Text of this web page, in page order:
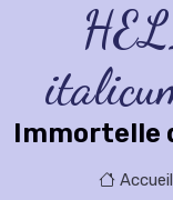
Immortelle
Accueil